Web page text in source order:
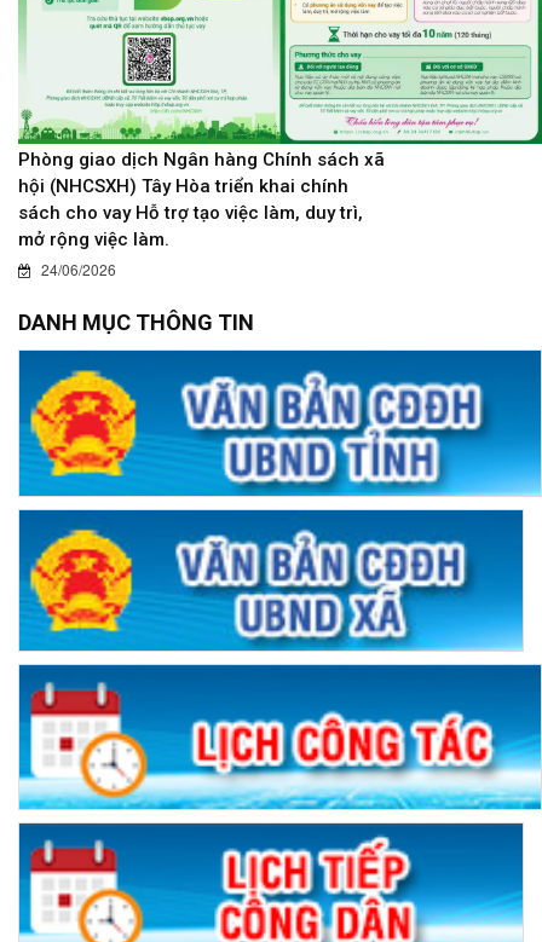
Phòng giao dịch Ngân hàng Chính sách xã
hội (NHCSXH) Tây Hòa triển khai chính
sách cho vay Hỗ trợ tạo việc làm, duy trì,
mở rộng việc làm.
24/06/2026
DANH MỤC THÔNG TIN